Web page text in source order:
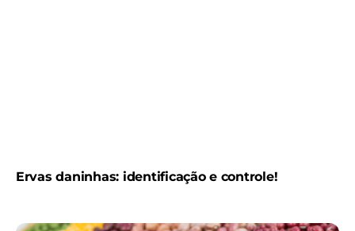
Ervas daninhas: identificação e controle!